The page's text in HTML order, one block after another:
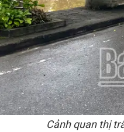
Cảnh quan thị